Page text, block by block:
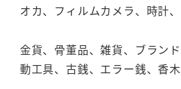
オカ、フィルムカメラ、時計、
金貨、骨董品、雑貨、ブラン
動工具、古銭、エラー銭、香木